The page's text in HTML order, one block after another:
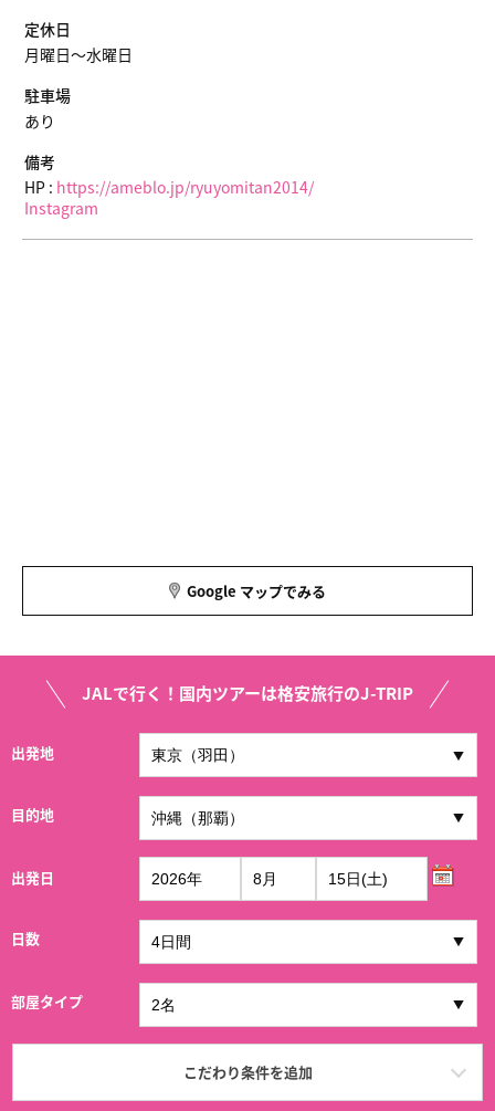
定休日
月曜日〜水曜日
駐車場
あり
備考
HP : https://ameblo.jp/ryuyomitan2014/
Instagram
Google マップでみる
JALで行く！国内ツアーは格安旅行のJ-TRIP
出発地
目的地
出発日
日数
部屋タイプ
こだわり条件を追加